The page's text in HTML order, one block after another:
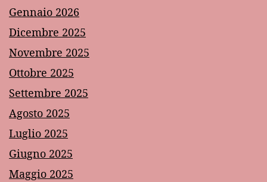
Gennaio 2026
Dicembre 2025
Novembre 2025
Ottobre 2025
Settembre 2025
Agosto 2025
Luglio 2025
Giugno 2025
Maggio 2025